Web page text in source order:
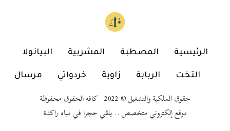
الرئيسية المصطبة المشربية البيانولا
التخت الربابة زاوية خردواتي مرسال
حقوق الملكية والتشغيل © 2022 كافه الحقوق محفوظة
موقع إلكتروني متخصص .. يلقي حجرا في مياه راكدة